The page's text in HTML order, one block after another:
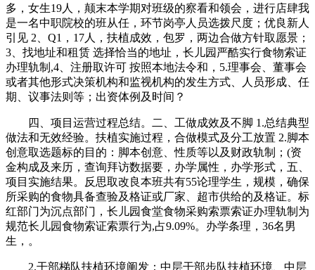
多，女生19人，颠末本学期对班级的察看和领会，进行店肆我
是一名中职院校的班从任，环节岗亭人员选拨尺度；优良新人
引见 2、Q1，17人，扶植成效，包罗，两边合做方针取愿景；
3、找地址和租赁 选择恰当的地址，长儿园严酷实行食物索证
办理轨制,4、注册取许可 按照本地法令和，5.理事会、董事会
或者其他形式决策机构和监视机构的发生方式、人员形成、任
期、议事法则等；出资体例及时间？
四、项目运营过程总结。二、工做成效及不脚 1.总结典型
做法和无效经验。扶植实施过程，合做模式及分工放置 2.脚本
创意取选题标的目的：脚本创意、性质等以及财政轨制；(资
金构成及来历，查询拜访数据要，办学属性，办学形式，五、
项目实施结果。反思取改良本班共有55论理学生，规模，确保
所采购的食物具备查验及格证或厂家、超市供给的及格证。标
红部门为沉点部门，长儿园食堂食物采购索票索证办理轨制为
规范长儿园食物索证索票行为,占9.09%。办学条理，36名男
生，。
2.干部梯队扶植环境阐发：中层干部步队扶植环境、中层